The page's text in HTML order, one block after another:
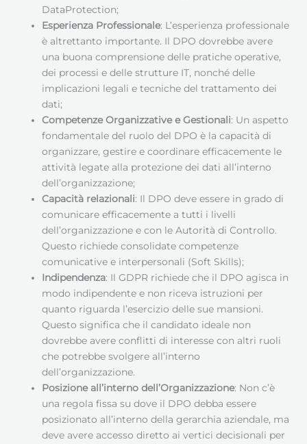
DataProtection;
Esperienza Professionale: L’esperienza professionale
è altrettanto importante. Il DPO dovrebbe avere
una buona comprensione delle pratiche operative,
dei processi e delle strutture IT, nonché delle
implicazioni legali e tecniche del trattamento dei
dati;
Competenze Organizzative e Gestionali: Un aspetto
fondamentale del ruolo del DPO è la capacità di
organizzare, gestire e coordinare efficacemente le
attività legate alla protezione dei dati all’interno
dell’organizzazione;
Capacità relazionali: Il DPO deve essere in grado di
comunicare efficacemente a tutti i livelli
dell’organizzazione e con le Autorità di Controllo.
Questo richiede consolidate competenze
comunicative e interpersonali (Soft Skills);
Indipendenza: Il GDPR richiede che il DPO agisca in
modo indipendente e non riceva istruzioni per
quanto riguarda l’esercizio delle sue mansioni.
Questo significa che il candidato ideale non
dovrebbe avere conflitti di interesse con altri ruoli
che potrebbe svolgere all’interno
dell’organizzazione.
Posizione all’interno dell’Organizzazione: Non c’è
una regola fissa su dove il DPO debba essere
posizionato all’interno della gerarchia aziendale, ma
deve avere accesso diretto ai vertici decisionali per